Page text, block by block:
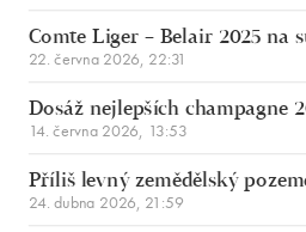
Comte Liger – Belair 2025 na
22. června 2026, 22:31
Dosáž nejlepších champagne
14. června 2026, 13:53
Příliš levný zemědělský
24. dubna 2026, 21:59